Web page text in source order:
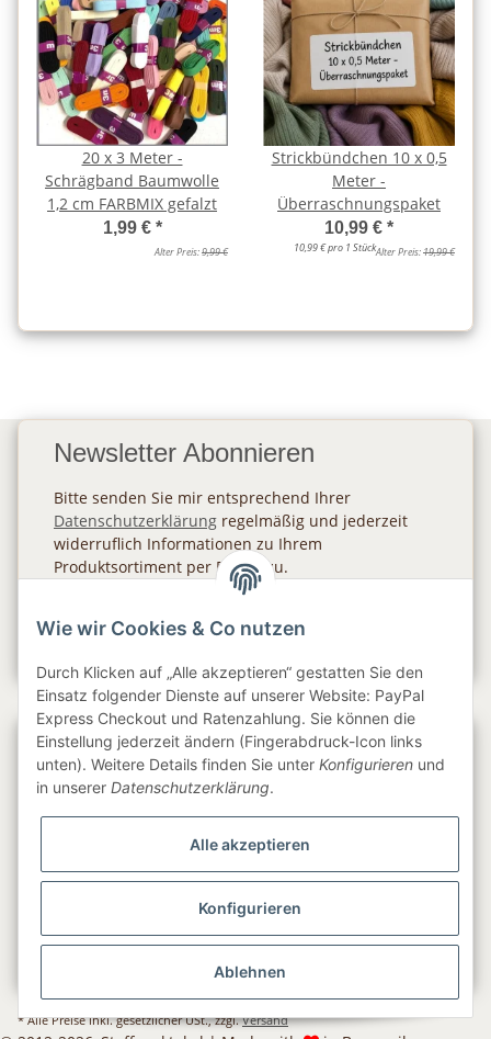
20 x 3 Meter -
Schrägband Baumwolle
1,2 cm FARBMIX gefalzt
1,99 € *
Alter Preis:9,99 €
Strickbündchen 10 x 0,5
Meter -
Überraschnungspaket
10,99 € *
10,99 € pro 1 StückAlter Preis:19,99 €
Newsletter Abonnieren
Bitte senden Sie mir entsprechend Ihrer
Datenschutzerklärung regelmäßig und jederzeit
widerruflich Informationen zu Ihrem
Produktsortiment per E-Mail zu.
Gesetzliche Informationen
* Alle Preise inkl. gesetzlicher USt., zzgl.Versand
Wie wir Cookies & Co nutzen
Durch Klicken auf „Alle akzeptieren“ gestatten Sie den
Einsatz folgender Dienste auf unserer Website: PayPal
Express Checkout und Ratenzahlung. Sie können die
Einstellung jederzeit ändern (Fingerabdruck-Icon links
unten). Weitere Details finden Sie unter Konfigurieren und
in unserer Datenschutzerklärung.
Alle akzeptieren
Konfigurieren
Ablehnen